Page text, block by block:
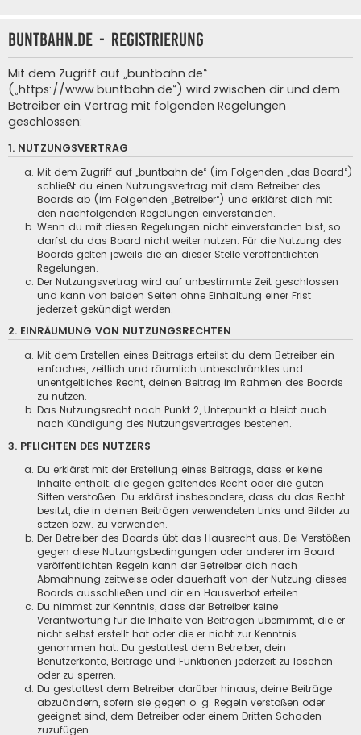
buntbahn.de - Registrierung
Mit dem Zugriff auf „buntbahn.de“
(„https://www.buntbahn.de“) wird zwischen dir und dem
Betreiber ein Vertrag mit folgenden Regelungen
geschlossen:
1. NUTZUNGSVERTRAG
Mit dem Zugriff auf „buntbahn.de“ (im Folgenden „das Board“)
schließt du einen Nutzungsvertrag mit dem Betreiber des
Boards ab (im Folgenden „Betreiber“) und erklärst dich mit
den nachfolgenden Regelungen einverstanden.
Wenn du mit diesen Regelungen nicht einverstanden bist, so
darfst du das Board nicht weiter nutzen. Für die Nutzung des
Boards gelten jeweils die an dieser Stelle veröffentlichten
Regelungen.
Der Nutzungsvertrag wird auf unbestimmte Zeit geschlossen
und kann von beiden Seiten ohne Einhaltung einer Frist
jederzeit gekündigt werden.
2. EINRÄUMUNG VON NUTZUNGSRECHTEN
Mit dem Erstellen eines Beitrags erteilst du dem Betreiber ein
einfaches, zeitlich und räumlich unbeschränktes und
unentgeltliches Recht, deinen Beitrag im Rahmen des Boards
zu nutzen.
Das Nutzungsrecht nach Punkt 2, Unterpunkt a bleibt auch
nach Kündigung des Nutzungsvertrages bestehen.
3. PFLICHTEN DES NUTZERS
Du erklärst mit der Erstellung eines Beitrags, dass er keine
Inhalte enthält, die gegen geltendes Recht oder die guten
Sitten verstoßen. Du erklärst insbesondere, dass du das Recht
besitzt, die in deinen Beiträgen verwendeten Links und Bilder zu
setzen bzw. zu verwenden.
Der Betreiber des Boards übt das Hausrecht aus. Bei Verstößen
gegen diese Nutzungsbedingungen oder anderer im Board
veröffentlichten Regeln kann der Betreiber dich nach
Abmahnung zeitweise oder dauerhaft von der Nutzung dieses
Boards ausschließen und dir ein Hausverbot erteilen.
Du nimmst zur Kenntnis, dass der Betreiber keine
Verantwortung für die Inhalte von Beiträgen übernimmt, die er
nicht selbst erstellt hat oder die er nicht zur Kenntnis
genommen hat. Du gestattest dem Betreiber, dein
Benutzerkonto, Beiträge und Funktionen jederzeit zu löschen
oder zu sperren.
Du gestattest dem Betreiber darüber hinaus, deine Beiträge
abzuändern, sofern sie gegen o. g. Regeln verstoßen oder
geeignet sind, dem Betreiber oder einem Dritten Schaden
zuzufügen.